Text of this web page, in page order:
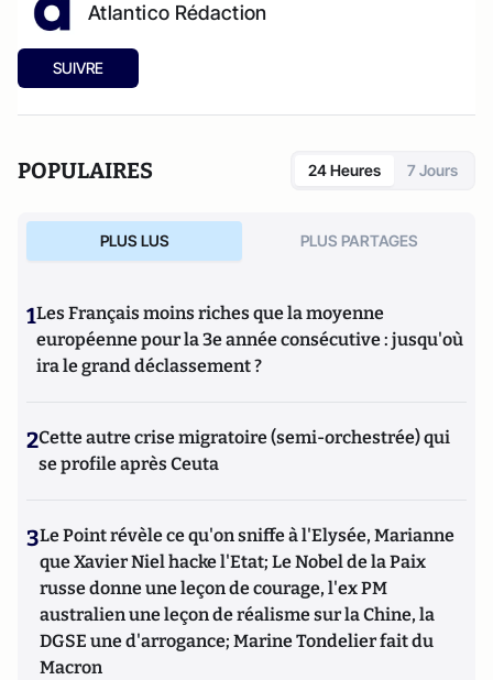
Atlantico Rédaction
SUIVRE
POPULAIRES 24 Heures 7 Jours
PLUS LUS PLUS PARTAGES
1Les Français moins riches que la moyenne
européenne pour la 3e année consécutive : jusqu'où
ira le grand déclassement ?
2Cette autre crise migratoire (semi-orchestrée) qui
se profile après Ceuta
3Le Point révèle ce qu'on sniffe à l'Elysée, Marianne
que Xavier Niel hacke l'Etat; Le Nobel de la Paix
russe donne une leçon de courage, l'ex PM
australien une leçon de réalisme sur la Chine, la
DGSE une d'arrogance; Marine Tondelier fait du
Macron